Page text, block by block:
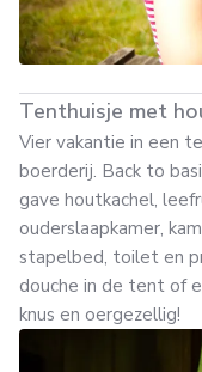
Tenthuisje met
Vier vakantie in een
boerderij. Back to
gave houtkachel,
ouderslaapkamer,
stapelbed, toilet en
douche in de tent of
knus en oergezellig!